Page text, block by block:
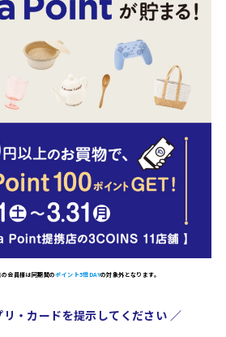
会員様は同期間のポイント5倍DAYの対象外となります。
リ・カードを提示 してください ／